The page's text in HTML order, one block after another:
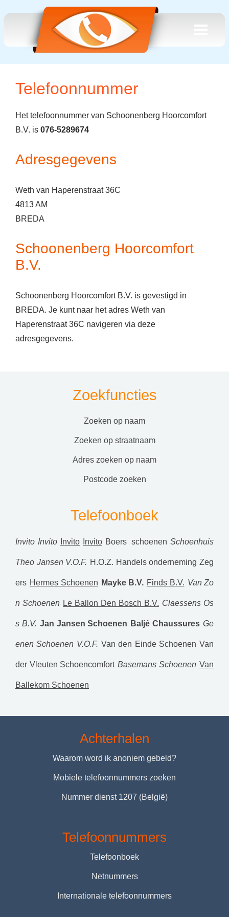
Telefoonnummer
Het telefoonnummer van Schoonenberg Hoorcomfort
B.V. is 076-5289674
Adresgegevens
Weth van Haperenstraat 36C
4813 AM
BREDA
Schoonenberg Hoorcomfort
B.V.
Schoonenberg Hoorcomfort B.V. is gevestigd in
BREDA. Je kunt naar het adres Weth van
Haperenstraat 36C navigeren via deze
adresgegevens.
Zoekfuncties
zoeken op naam
zoeken op straatnaam
adres zoeken op naam
postcode zoeken
Telefoonboek
Invito Invito Invito Invito Boers schoenen Schoenhuis
Theo Jansen V.O.F. H.O.Z. Handels onderneming Zeg
ers Hermes Schoenen Mayke B.V. Finds B.V. Van Zo
n Schoenen Le Ballon Den Bosch B.V. Claessens Os
s B.V. Jan Jansen Schoenen Baljé Chaussures Ge
enen Schoenen V.O.F. Van den Einde Schoenen Van
der Vleuten Schoencomfort Basemans Schoenen Van
Ballekom Schoenen
Achterhalen
Waarom word ik anoniem gebeld?
Mobiele telefoonnummers zoeken
Nummer dienst 1207 (België)
Telefoonnummers
Telefoonboek
Netnummers
Internationale telefoonnummers